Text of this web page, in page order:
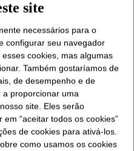
C Fluid 2 cSt?
site
necessários para o
configurar seu navegador
cookies, mas algumas
Também gostaríamos de
de desempenho e de
a proporcionar uma
site. Eles serão
“aceitar todos os cookies”
de cookies para ativá-los.
como usamos os cookies